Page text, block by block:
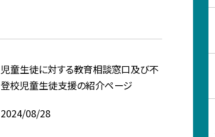
児童生徒に対する教育相談窓口及び不
登校児童生徒支援の紹介ページ
2024/08/28